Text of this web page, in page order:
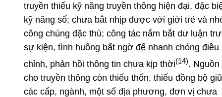
truyền thiếu kỹ năng truyền thông hiện đại, đặc
kỹ năng số; chưa bắt nhịp được với giới trẻ và
công chúng đặc thù; công tác nắm bắt dư luận
sự kiện, tình huống bất ngờ để nhanh chóng điều
chỉnh, phản hồi thông tin chưa kịp thời(14).
cho truyền thông còn thiếu thốn, thiếu đồng bộ
các cấp, ngành, một số địa phương, đơn vị chưa